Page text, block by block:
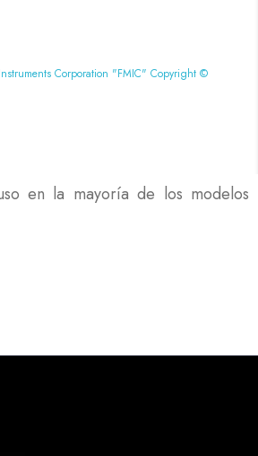
Corporation "FMIC" Copyright ©
en la mayoría de los modelos